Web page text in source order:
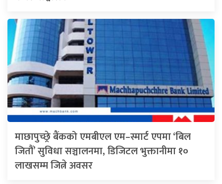
माछापुच्छ्रे बैंकको एमबीएल एम–स्मार्ट एपमा ‘बिल
जितौं’ सुविधा सञ्चालनमा, डिजिटल भुक्तानीमा १०
लाखसम्म जित्ने अवसर